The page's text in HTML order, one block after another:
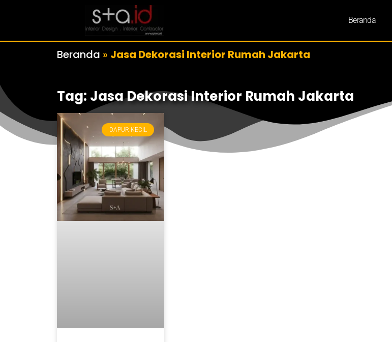
Beranda
Beranda » Jasa Dekorasi Interior Rumah Jakarta
Tag: Jasa Dekorasi Interior Rumah Jakarta
DAPUR KECIL